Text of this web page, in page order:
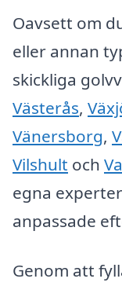
Oavsett om
eller annan
skickliga
Västerås,
Vänersborg,
Vilshult och
egna
anpassade
Genom att